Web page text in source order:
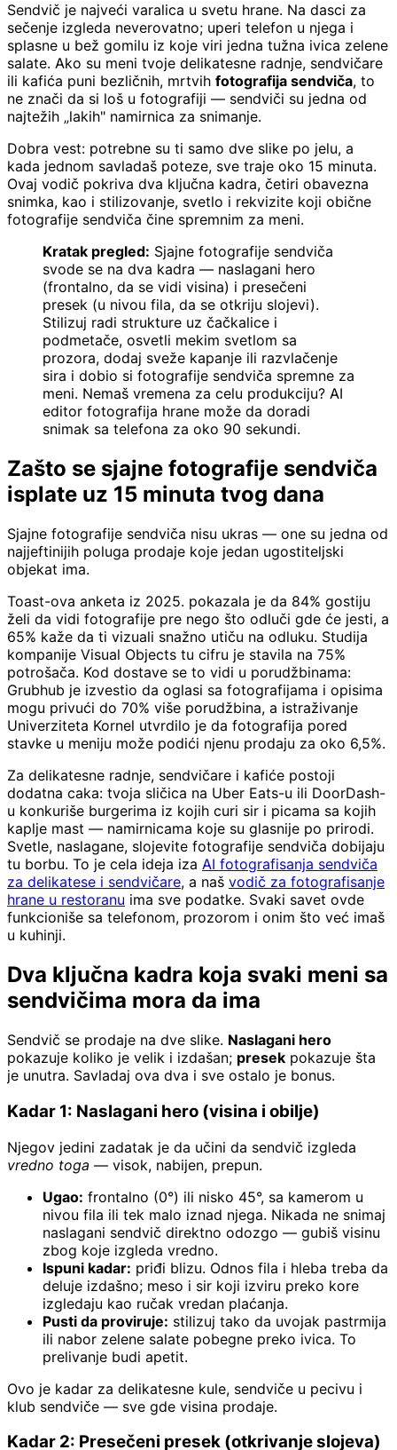
Sendvič je najveći varalica u svetu hrane. Na dasci za
sečenje izgleda neverovatno; uperi telefon u njega i
splasne u bež gomilu iz koje viri jedna tužna ivica zelene
salate. Ako su meni tvoje delikatesne radnje, sendvičare
ili kafića puni bezličnih, mrtvih fotografija sendviča, to
ne znači da si loš u fotografiji — sendviči su jedna od
najtežih „lakih" namirnica za snimanje.
Dobra vest: potrebne su ti samo dve slike po jelu, a
kada jednom savladaš poteze, sve traje oko 15 minuta.
Ovaj vodič pokriva dva ključna kadra, četiri obavezna
snimka, kao i stilizovanje, svetlo i rekvizite koji obične
fotografije sendviča čine spremnim za meni.
Kratak pregled: Sjajne fotografije sendviča
svode se na dva kadra — naslagani hero
(frontalno, da se vidi visina) i presečeni
presek (u nivou fila, da se otkriju slojevi).
Stilizuj radi strukture uz čačkalice i
podmetače, osvetli mekim svetlom sa
prozora, dodaj sveže kapanje ili razvlačenje
sira i dobio si fotografije sendviča spremne za
meni. Nemaš vremena za celu produkciju? AI
editor fotografija hrane može da doradi
snimak sa telefona za oko 90 sekundi.
Zašto se sjajne fotografije sendviča
isplate uz 15 minuta tvog dana
Sjajne fotografije sendviča nisu ukras — one su jedna od
najjeftinijih poluga prodaje koje jedan ugostiteljski
objekat ima.
Toast-ova anketa iz 2025. pokazala je da 84% gostiju
želi da vidi fotografije pre nego što odluči gde će jesti, a
65% kaže da ti vizuali snažno utiču na odluku. Studija
kompanije Visual Objects tu cifru je stavila na 75%
potrošača. Kod dostave se to vidi u porudžbinama:
Grubhub je izvestio da oglasi sa fotografijama i opisima
mogu privući do 70% više porudžbina, a istraživanje
Univerziteta Kornel utvrdilo je da fotografija pored
stavke u meniju može podići njenu prodaju za oko 6,5%.
Za delikatesne radnje, sendvičare i kafiće postoji
dodatna caka: tvoja sličica na Uber Eats-u ili DoorDash-
u konkuriše burgerima iz kojih curi sir i picama sa kojih
kaplje mast — namirnicama koje su glasnije po prirodi.
Svetle, naslagane, slojevite fotografije sendviča dobijaju
tu borbu. To je cela ideja iza AI fotografisanja sendviča
za delikatese i sendvičare, a naš vodič za fotografisanje
hrane u restoranu ima sve podatke. Svaki savet ovde
funkcioniše sa telefonom, prozorom i onim što već imaš
u kuhinji.
Dva ključna kadra koja svaki meni sa
sendvičima mora da ima
Sendvič se prodaje na dve slike. Naslagani hero
pokazuje koliko je velik i izdašan; presek pokazuje šta
je unutra. Savladaj ova dva i sve ostalo je bonus.
Kadar 1: Naslagani hero (visina i obilje)
Njegov jedini zadatak je da učini da sendvič izgleda
vredno toga — visok, nabijen, prepun.
Ugao: frontalno (0°) ili nisko 45°, sa kamerom u
nivou fila ili tek malo iznad njega. Nikada ne snimaj
naslagani sendvič direktno odozgo — gubiš visinu
zbog koje izgleda vredno.
Ispuni kadar: priđi blizu. Odnos fila i hleba treba da
deluje izdašno; meso i sir koji izviru preko kore
izgledaju kao ručak vredan plaćanja.
Pusti da proviruje: stilizuj tako da uvojak pastrmija
ili nabor zelene salate pobegne preko ivica. To
prelivanje budi apetit.
Ovo je kadar za delikatesne kule, sendviče u pecivu i
klub sendviče — sve gde visina prodaje.
Kadar 2: Presečeni presek (otkrivanje slojeva)